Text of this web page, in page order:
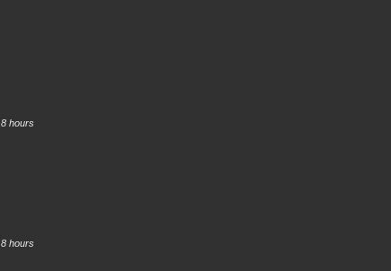
8 hours
8 hours